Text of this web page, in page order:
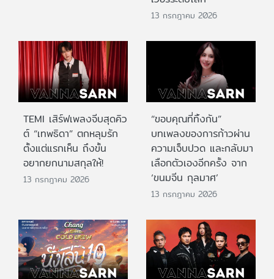
13 กรกฎาคม 2026
TEMI เสิร์ฟเพลงจีบสุดคิว
ต์ “เทพธิดา” ตกหลุมรัก
ตั้งแต่แรกเห็น ถึงขั้น
อยากยกนามสกุลให้!
13 กรกฎาคม 2026
“ขอบคุณที่ทิ้งกัน”
บทเพลงของการก้าวผ่าน
ความเจ็บปวด และกลับมา
เลือกตัวเองอีกครั้ง จาก
‘ขนมจีน กุลมาศ’
13 กรกฎาคม 2026